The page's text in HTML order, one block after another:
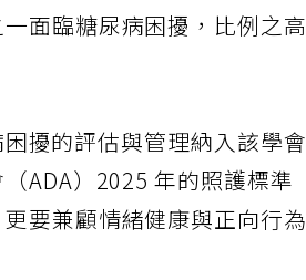
面臨糖尿病困擾，比例之高
擾的評估與管理納入該學會
ADA）2025 年的照護標準
要兼顧情緒健康與正向行為